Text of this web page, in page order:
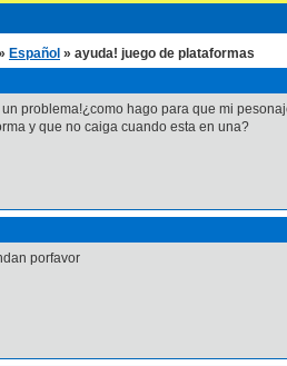
Español » ayuda! juego de plataformas
un problema!¿como hago para que mi
y que no caiga cuando esta en una?
porfavor